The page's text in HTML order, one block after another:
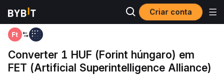
Criar conta
Página inicial
Converter 1 HUF (Forint húngaro) em
FET (Artificial Superintelligence Alliance)